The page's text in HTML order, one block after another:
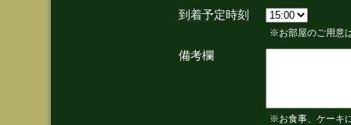
到着予定時刻
※お部屋のご用意
備考欄
※お食事、ケーキ